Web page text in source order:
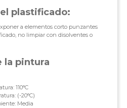
plastificado:
a elementos corto punzantes
no limpiar con disolventes o
la pintura
110°C
(-20°C)
Media